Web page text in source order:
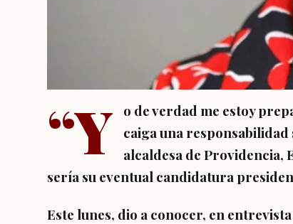
“Y
o de verdad me estoy
caiga una
alcaldesa de Providencia,
sería su eventual candidatura
Este lunes, dio a conocer, en